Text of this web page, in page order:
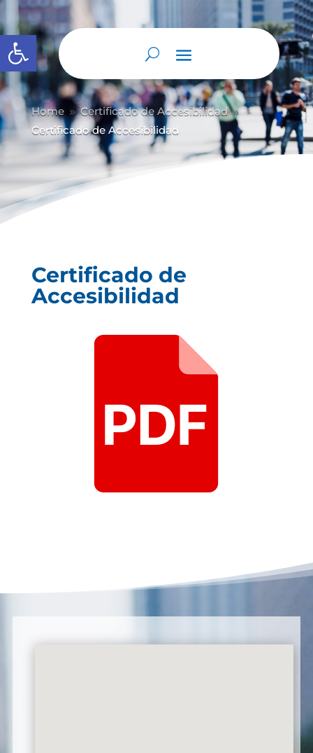
Abrir barra de herramientas
Home 9 Certificado de Accesibilidad 9
Certificado de Accesibilidad
Certificado de
Accesibilidad